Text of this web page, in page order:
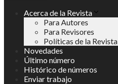
Acerca de la Revista
Para Autores
Para Revisores
Políticas de la Revista
Novedades
Último número
Histórico de números
Enviar trabajo